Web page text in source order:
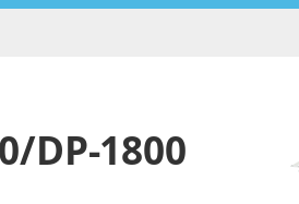
DP-1800